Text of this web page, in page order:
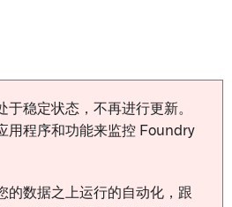
于稳定状态，不再进行更新。
用程序和功能来监控 Foundry
的数据之上运行的自动化，跟